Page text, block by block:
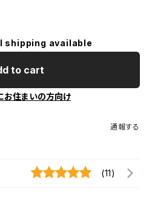
shipping available
to cart
お住まいの方向け
通報する
(11)